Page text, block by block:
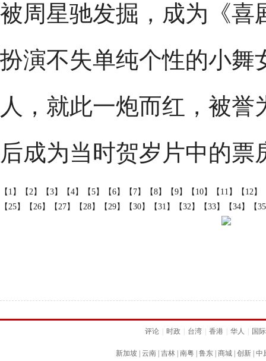
被周星驰发掘，成为《喜
扮演不失单纯个性的小舞
人，就此一炮而红，被
后成为当时贺岁片中的
【1】 【2】 【3】 【4】 【5】 【6】 【7】 【8】 【9】 【10】 【11】 【12】
【25】
【26】 【27】 【28】 【29】 【30】 【31】 【32】 【33】 【34】 【
评论 时政 台湾 香港 华人 国际
新加坡 云南 吉林 南粤 鲁东 商城 创新 中